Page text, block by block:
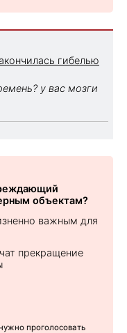
гибелью
у вас мозги
объектам?
важным для
прекращение
проголосовать